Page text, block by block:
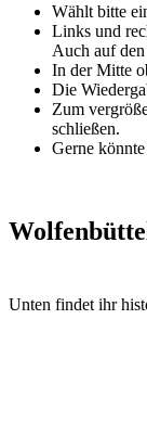
Wählt bitte
Links und
Auch auf
In der Mitte
Die
Zum
schließen.
Gerne
Unten findet ihr